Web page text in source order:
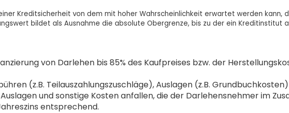
Kreditsicherheit von dem mit hoher Wahrscheinlichkeit erwartet werden kann,
bildet als Ausnahme die absolute Obergrenze, bis zu der ein Kreditinstitut
von Darlehen bis 85% des Kaufpreises bzw. der
(z.B. Teilauszahlungszuschläge), Auslagen (z.B.
und sonstige Kosten anfallen, die der Darlehensnehmer im
entsprechend.